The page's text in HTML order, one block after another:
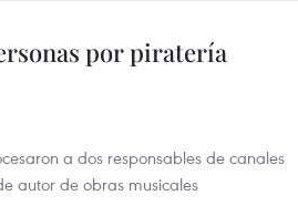
por piratería
a dos responsables de canales
autor de obras musicales